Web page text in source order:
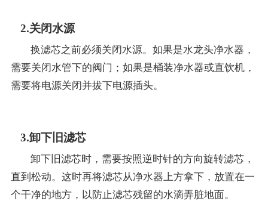
2.关闭水源
换滤芯之前必须关闭水源。如果是水龙头净水器，
需要关闭水管下的阀门；如果是桶装净水器或直饮机，
需要将电源关闭并拔下电源插头。
3.卸下旧滤芯
卸下旧滤芯时，需要按照逆时针的方向旋转滤芯，
直到松动。这时再将滤芯从净水器上方拿下，放置在一
个干净的地方，以防止滤芯残留的水滴弄脏地面。